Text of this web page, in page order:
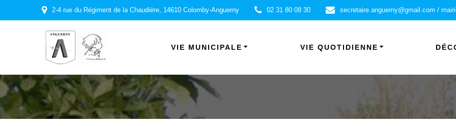
2-4 rue du Régiment de la Chaudière, 14610 Colomby-Anguerny 02 31 80 08 30 secretaire.anguerny@gmail.com /
VIE MUNICIPALE VIE QUOTIDIENNE